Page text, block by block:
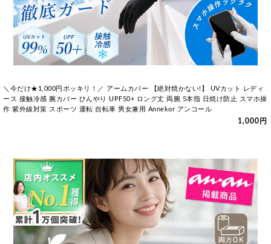
＼今だけ★1,000円ポッキリ！／ アームカバー 【絶対焼かない!】 UVカット レディ
ース 接触冷感 腕カバー ひんやり UPF50+ ロング丈 両腕 5本指 日焼け防止 スマホ操
作 紫外線対策 スポーツ 運転 自転車 男女兼用 Annekor アンコール
1,000円